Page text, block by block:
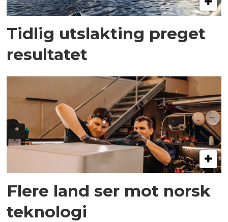
Tidlig utslakting preget
resultatet
Flere land ser mot norsk
teknologi